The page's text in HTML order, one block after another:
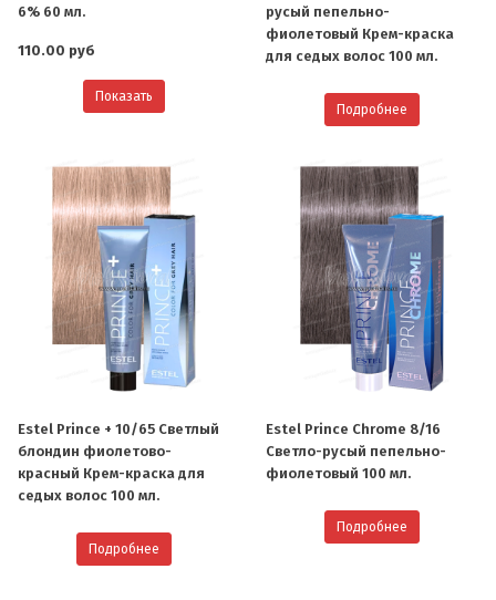
6% 60 мл.
110.00 руб
Показать
русый пепельно-
фиолетовый Крем-краска
для седых волос 100 мл.
Подробнее
Estel Prince + 10/65 Светлый
блондин фиолетово-
красный Крем-краска для
седых волос 100 мл.
Подробнее
Estel Prince Chrome 8/16
Светло-русый пепельно-
фиолетовый 100 мл.
Подробнее